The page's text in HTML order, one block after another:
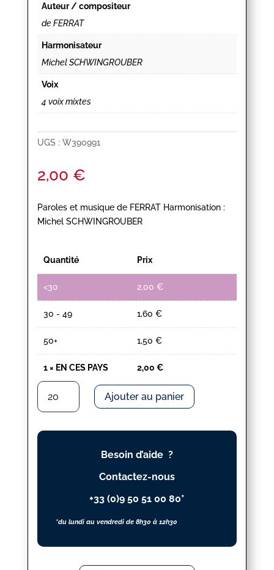
Auteur / compositeur
de FERRAT
Harmonisateur
Michel SCHWINGROUBER
Voix
4 voix mixtes
UGS : W390991
2,00 €
Paroles et musique de FERRAT Harmonisation :
Michel SCHWINGROUBER
Quantité Prix
<30 2,00 €
30 - 49 1,60 €
50+ 1,50 €
1× EN CES PAYS 2,00 €
quantité
EN
CES
Ajouter au panier
Besoin d’aide ?
Contactez-nous
+33 (0)9 50 51 00 80*
*du lundi au vendredi de 8h30 à 12h30